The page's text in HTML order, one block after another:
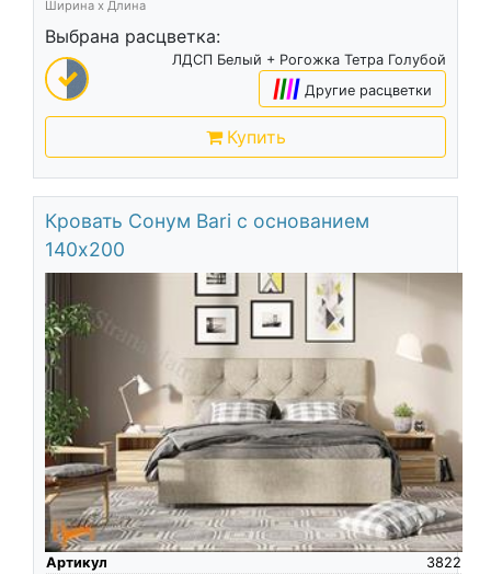
Ширина х Длина
Выбрана расцветка:
ЛДСП Белый + Рогожка Тетра Голубой
|||| Другие расцветки
Купить
Кровать Сонум Bari с основанием
140х200
Артикул
3822